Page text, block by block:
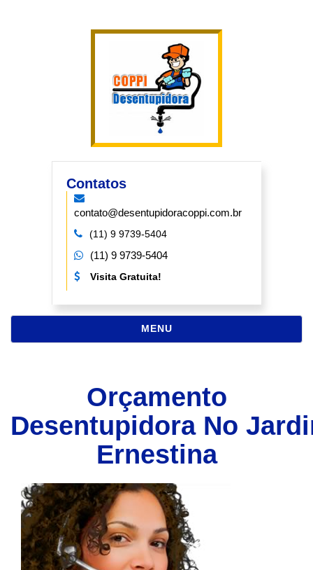
Contatos
contato@desentupidoracoppi.com.br
(11) 9 9739-5404
(11) 9 9739-5404
Visita Gratuita!
MENUNAVEGAÇÃO
Orçamento
Desentupidora No
Ernestina